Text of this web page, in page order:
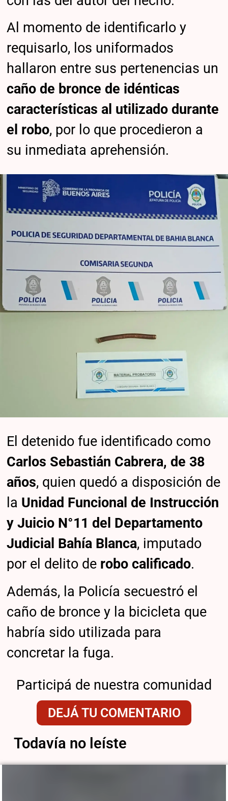
Al momento de identificarlo y
requisarlo, los uniformados
hallaron entre sus pertenencias un
caño de bronce de idénticas
características al utilizado durante
el robo, por lo que procedieron a
su inmediata aprehensión.
El detenido fue identificado como
Carlos Sebastián Cabrera, de 38
años, quien quedó a disposición de
la Unidad Funcional de Instrucción
y Juicio N°11 del Departamento
Judicial Bahía Blanca, imputado
por el delito de robo calificado.
Además, la Policía secuestró el
caño de bronce y la bicicleta que
habría sido utilizada para
concretar la fuga.
Participá de nuestra comunidad
DEJÁ TU COMENTARIO
Todavía no leíste